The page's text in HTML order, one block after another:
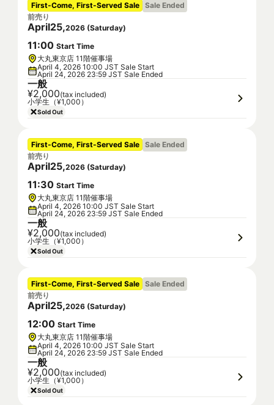
First-Come, First-Served Sale Sale Ended
前売り
April25,2026 (Saturday)
11:00 Start Time
大丸東京店 11階催事場
April 4, 2026 10:00 JST Sale Start
April 24, 2026 23:59 JST Sale Ended
一般
¥2,000(tax included)
小学生（¥1,000）
Sold Out
First-Come, First-Served Sale Sale Ended
前売り
April25,2026 (Saturday)
11:30 Start Time
大丸東京店 11階催事場
April 4, 2026 10:00 JST Sale Start
April 24, 2026 23:59 JST Sale Ended
一般
¥2,000(tax included)
小学生（¥1,000）
Sold Out
First-Come, First-Served Sale Sale Ended
前売り
April25,2026 (Saturday)
12:00 Start Time
大丸東京店 11階催事場
April 4, 2026 10:00 JST Sale Start
April 24, 2026 23:59 JST Sale Ended
一般
¥2,000(tax included)
小学生（¥1,000）
Sold Out